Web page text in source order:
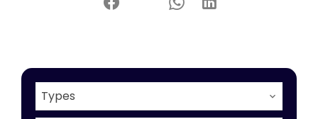
Types